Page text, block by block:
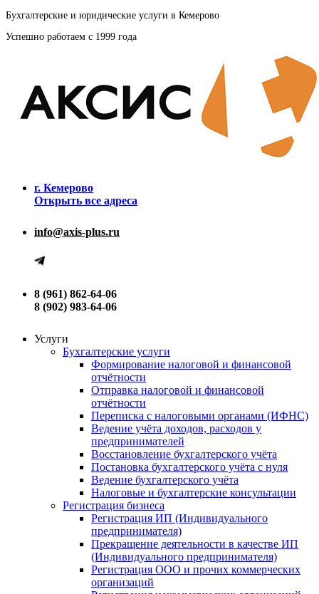
Бухгалтерские и юридические услуги в Кемерово
Успешно работаем с 1999 года
г. Кемерово
Открыть все адреса
info@axis-plus.ru
8 (961) 862-64-06
8 (902) 983-64-06
Услуги
Бухгалтерские услуги
Формирование налоговой и финансовой
отчётности
Отправка налоговой и финансовой
отчётности
Переписка с налоговыми органами (ИФНС)
Ведение учёта доходов, расходов у
предпринимателей
Восстановление бухгалтерского учёта
Постановка бухгалтерского учёта с нуля
Ведение бухгалтерского учёта
Налоговые и бухгалтерские консультации
Регистрация бизнеса
Регистрация ИП (Индивидуального
предпринимателя)
Прекращение деятельности в качестве ИП
(Индивидуального предпринимателя)
Регистрация ООО и прочих коммерческих
организаций